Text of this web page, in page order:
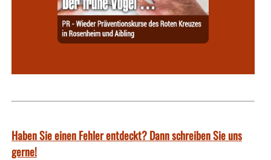
Haben Sie einen Fehler entdeckt? Dann schreiben Sie uns
gerne!